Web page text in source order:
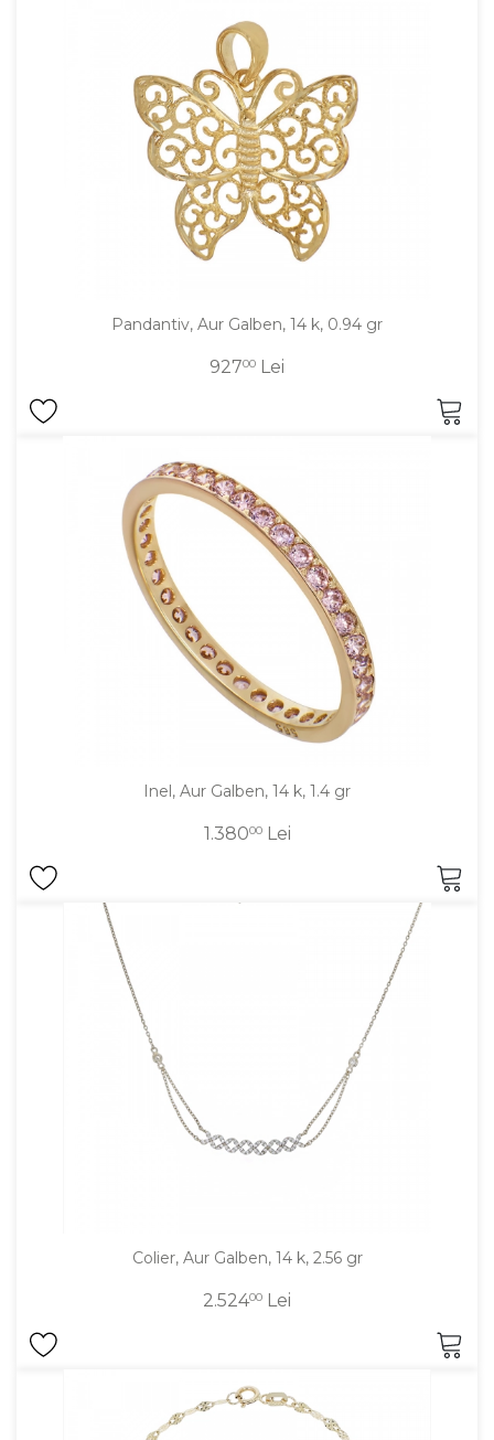
Pandantiv, Aur Galben, 14 k, 0.94 gr
92700 Lei
Inel, Aur Galben, 14 k, 1.4 gr
1.38000Lei
Colier, Aur Galben, 14 k, 2.56 gr
2.52400 Lei